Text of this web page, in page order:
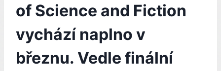
of Science and Fiction
vychází naplno v
březnu. Vedle finální